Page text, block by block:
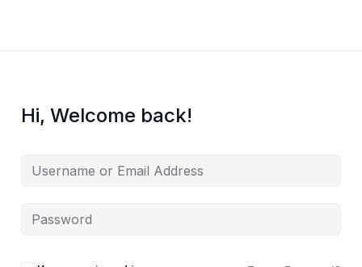
Hi, Welcome back!